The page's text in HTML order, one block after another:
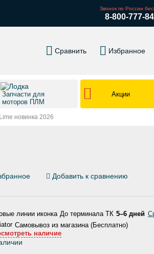
Звонок по России
8-800-777-
Сравнить Избранное
Запчасти для
моторов ПЛМ
Акции
новинка 2026
Добавить к сравнению
До терминала ТК 5–6 дней
Самовывоз из магазина (Бесплатно)
наличие